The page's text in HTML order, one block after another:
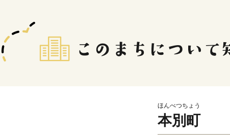
ほんべつちょう
本別町